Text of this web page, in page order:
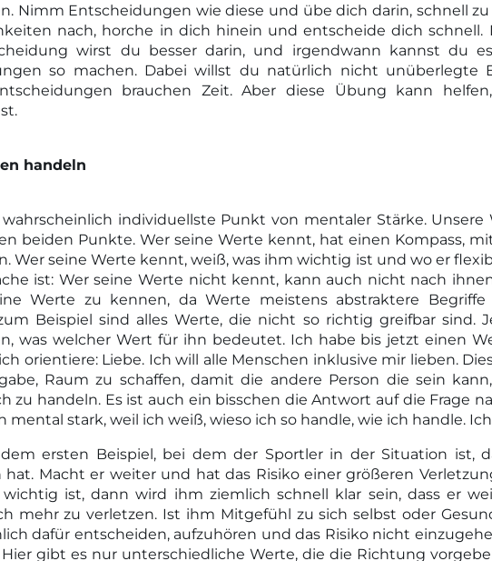
Nimm Entscheidungen wie diese und übe dich darin, schnell
nach, horche in dich hinein und entscheide dich schnell.
wirst du besser darin, und irgendwann kannst du
so machen. Dabei willst du natürlich nicht unüberlegte
brauchen Zeit. Aber diese Übung kann
handeln
individuellste Punkt von mentaler Stärke. Unsere
beiden Punkte. Wer seine Werte kennt, hat einen Kompass,
Wer seine Werte kennt, weiß, was ihm wichtig ist und wo er
ist: Wer seine Werte nicht kennt, kann auch nicht nach
Werte zu kennen, da Werte meistens abstraktere Begriffe
Beispiel sind alles Werte, die nicht so richtig greifbar sind.
was welcher Wert für ihn bedeutet. Ich habe bis jetzt einen
orientiere: Liebe. Ich will alle Menschen inklusive mir lieben.
Raum zu schaffen, damit die andere Person die sein
zu handeln. Es ist auch ein bisschen die Antwort auf die Frage
mental stark, weil ich weiß, wieso ich so handle, wie ich handle.
ersten Beispiel, bei dem der Sportler in der Situation ist,
hat. Macht er weiter und hat das Risiko einer größeren
ist, dann wird ihm ziemlich schnell klar sein, dass er
mehr zu verletzen. Ist ihm Mitgefühl zu sich selbst oder
dafür entscheiden, aufzuhören und das Risiko nicht
Hier gibt es nur unterschiedliche Werte, die die Richtung